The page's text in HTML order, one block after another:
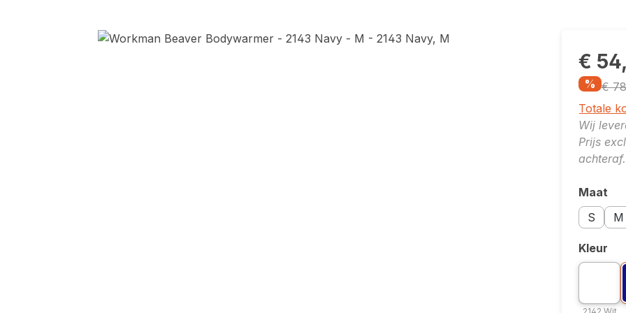
Afbeeldingengalerij overslaan
€
% €
Totale
Wij
Prijs
achteraf.
Maat
S
M
Kleur